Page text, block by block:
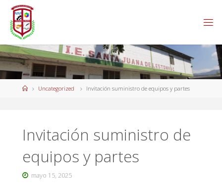
Uncategorized Invitación suministro de equipos y partes
Invitación suministro de
equipos y partes
mayo 15, 2025